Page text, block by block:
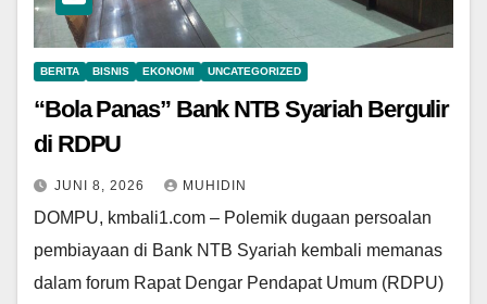
BERITA BISNIS EKONOMI UNCATEGORIZED
“Bola Panas” Bank NTB Syariah Bergulir
di RDPU
JUNI 8, 2026 MUHIDIN
DOMPU, kmbali1.com – Polemik dugaan persoalan
pembiayaan di Bank NTB Syariah kembali memanas
dalam forum Rapat Dengar Pendapat Umum (RDPU)